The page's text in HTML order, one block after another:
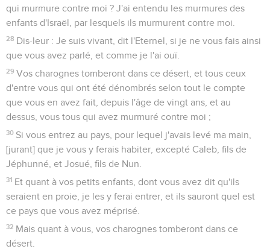
qui murmure contre moi ? J'ai entendu les murmures des
enfants d'Israël, par lesquels ils murmurent contre moi.
28 Dis-leur : Je suis vivant, dit l'Eternel, si je ne vous fais ainsi
que vous avez parlé, et comme je l'ai ouï.
29 Vos charognes tomberont dans ce désert, et tous ceux
d'entre vous qui ont été dénombrés selon tout le compte
que vous en avez fait, depuis l'âge de vingt ans, et au
dessus, vous tous qui avez murmuré contre moi ;
30 Si vous entrez au pays, pour lequel j'avais levé ma main,
[jurant] que je vous y ferais habiter, excepté Caleb, fils de
Jéphunné, et Josué, fils de Nun.
31 Et quant à vos petits enfants, dont vous avez dit qu'ils
seraient en proie, je les y ferai entrer, et ils sauront quel est
ce pays que vous avez méprisé.
32 Mais quant à vous, vos charognes tomberont dans ce
désert.